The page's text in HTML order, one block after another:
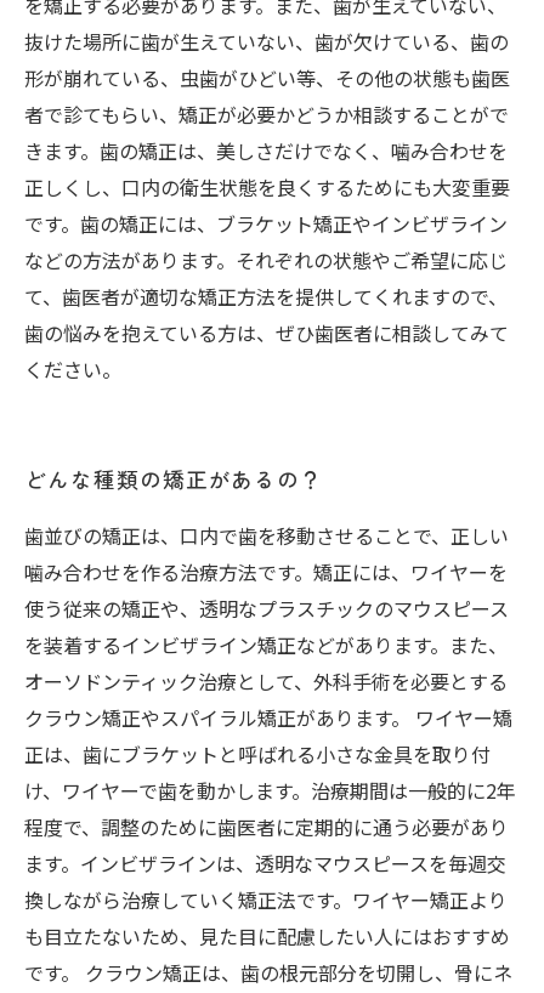
抜けた場所に歯が生えていない、歯が欠けている、歯の
形が崩れている、虫歯がひどい等、その他の状態も歯医
者で診てもらい、矯正が必要かどうか相談することがで
きます。歯の矯正は、美しさだけでなく、噛み合わせを
正しくし、口内の衛生状態を良くするためにも大変重要
です。歯の矯正には、ブラケット矯正やインビザライン
などの方法があります。それぞれの状態やご希望に応じ
て、歯医者が適切な矯正方法を提供してくれますので、
歯の悩みを抱えている方は、ぜひ歯医者に相談してみて
ください。
どんな種類の矯正があるの？
歯並びの矯正は、口内で歯を移動させることで、正しい
噛み合わせを作る治療方法です。矯正には、ワイヤーを
使う従来の矯正や、透明なプラスチックのマウスピース
を装着するインビザライン矯正などがあります。また、
オーソドンティック治療として、外科手術を必要とする
クラウン矯正やスパイラル矯正があります。 ワイヤー矯
正は、歯にブラケットと呼ばれる小さな金具を取り付
け、ワイヤーで歯を動かします。治療期間は一般的に2年
程度で、調整のために歯医者に定期的に通う必要があり
ます。インビザラインは、透明なマウスピースを毎週交
換しながら治療していく矯正法です。ワイヤー矯正より
も目立たないため、見た目に配慮したい人にはおすすめ
です。 クラウン矯正は、歯の根元部分を切開し、骨にネ